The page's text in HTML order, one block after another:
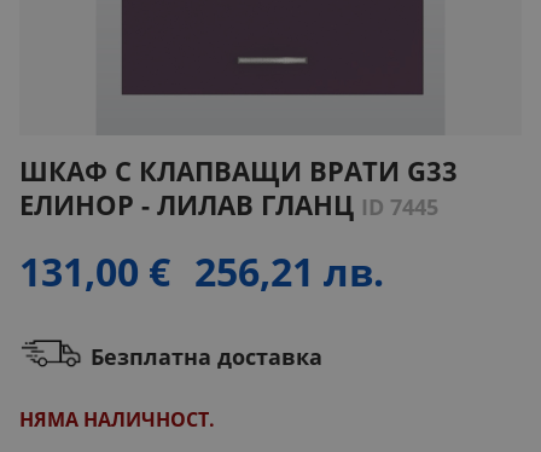
ШКАФ С КЛАПВАЩИ ВРАТИ G33
ЕЛИНОР - ЛИЛАВ ГЛАНЦ ID 7445
131,00 € 256,21 лв.
Безплатна доставка
НЯМА НАЛИЧНОСТ.